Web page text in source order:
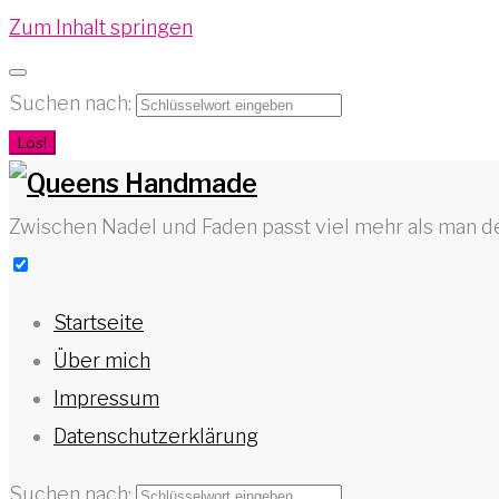
Zum Inhalt springen
Suchen nach:
Los!
Zwischen Nadel und Faden passt viel mehr als man
Startseite
Über mich
Impressum
Datenschutzerklärung
Suchen nach: